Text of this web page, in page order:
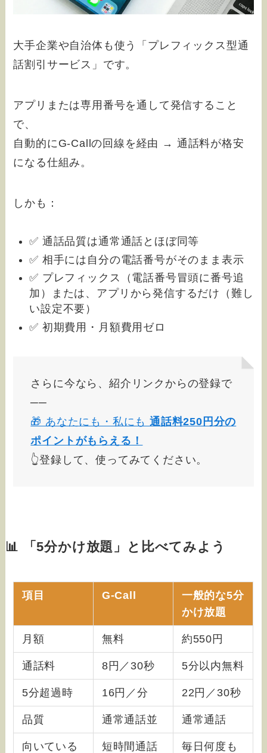
大手企業や自治体も使う「プレフィックス型通
話割引サービス」です。
アプリまたは専用番号を通して発信すること
で、
自動的にG-Callの回線を経由 → 通話料が格安
になる仕組み。
しかも：
✅ 通話品質は通常通話とほぼ同等
✅ 相手には自分の電話番号がそのまま表示
✅ プレフィックス（電話番号冒頭に番号追
加）または、アプリから発信するだけ（難し
い設定不要）
✅ 初期費用・月額費用ゼロ
さらに今なら、紹介リンクからの登録で
──
🎁 あなたにも・私にも通話料250円分の
ポイントがもらえる！
👆️登録して、使ってみてください。
📊 「5分かけ放題」と比べてみよう
項目 G-Call
一般的な5分
かけ放題
月額 無料 約550円
通話料 8円／30秒 5分以内無料
5分超過時 16円／分 22円／30秒
品質 通常通話並 通常通話
向いている
短時間通話
毎日何度も